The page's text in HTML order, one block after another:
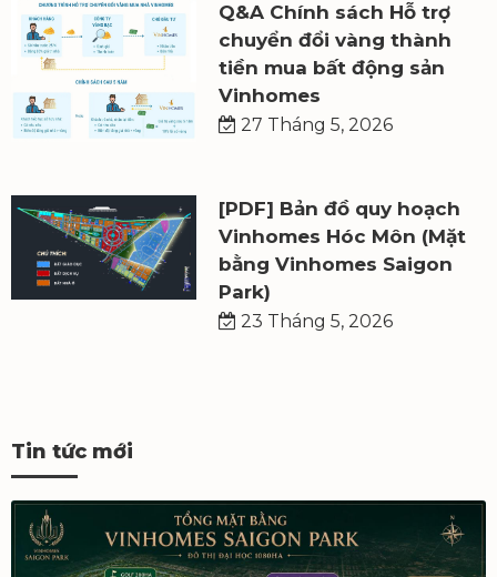
Q&A Chính sách Hỗ trợ
chuyển đổi vàng thành
tiền mua bất động sản
Vinhomes
27 Tháng 5, 2026
[PDF] Bản đồ quy hoạch
Vinhomes Hóc Môn (Mặt
bằng Vinhomes Saigon
Park)
23 Tháng 5, 2026
Tin tức mới